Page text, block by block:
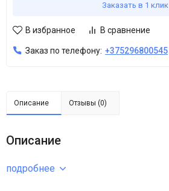
Заказать в 1 клик
В избранное В сравнение
Заказ по телефону: +375296800545
Описание Отзывы (0)
Описание
подробнее